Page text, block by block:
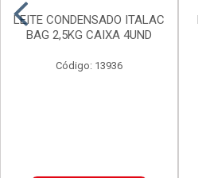
LEITE CONDENSADO ITALAC
BAG 2,5KG CAIXA 4UND
Código: 13936